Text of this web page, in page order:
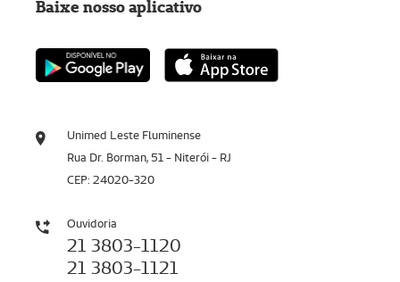
Unimed Leste Fluminense
Rua Dr. Borman, 51 - Niterói - RJ
CEP: 24020-320
Ouvidoria
21 3803-1120
21 3803-1121
Baixe nosso aplicativo